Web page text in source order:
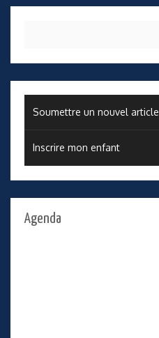
Soumettre un nouvel article
Inscrire mon enfant
Agenda